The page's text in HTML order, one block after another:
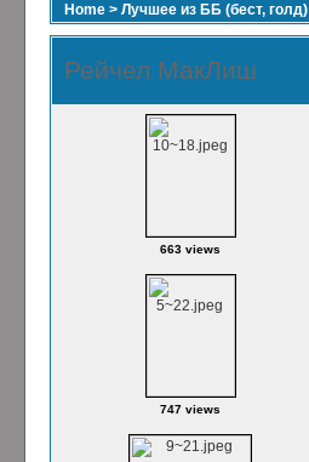
Home > Лучшее из ББ (бест, голд)
Рейчел МакЛиш
663 views
747 views